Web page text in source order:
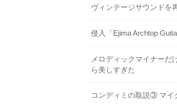
ヴィンテージサウンドを
侵入「Ejima Archtop
メロディックマイナーだ
ら美しすぎた
コンディミの取説③ マイ